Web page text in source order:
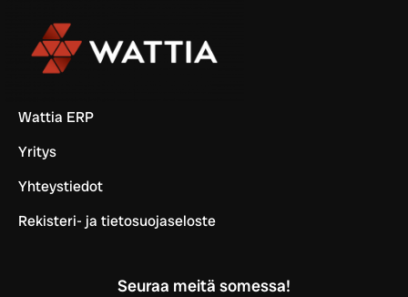
Wattia ERP
Yritys
Yhteystiedot
Rekisteri- ja tietosuojaseloste
Seuraa meitä somessa!